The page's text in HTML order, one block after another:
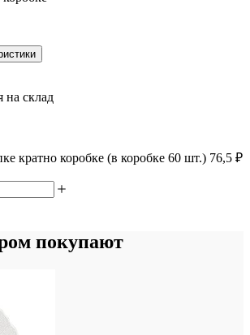
на склад
кратно коробке (в коробке 60 шт.) 76,5 ₽
покупают